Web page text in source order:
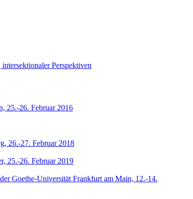
Perspektiven
25.-26. Februar 2016
26.-27. Februar 2018
25.-26. Februar 2019
Goethe-Universität Frankfurt am Main, 12.-14.